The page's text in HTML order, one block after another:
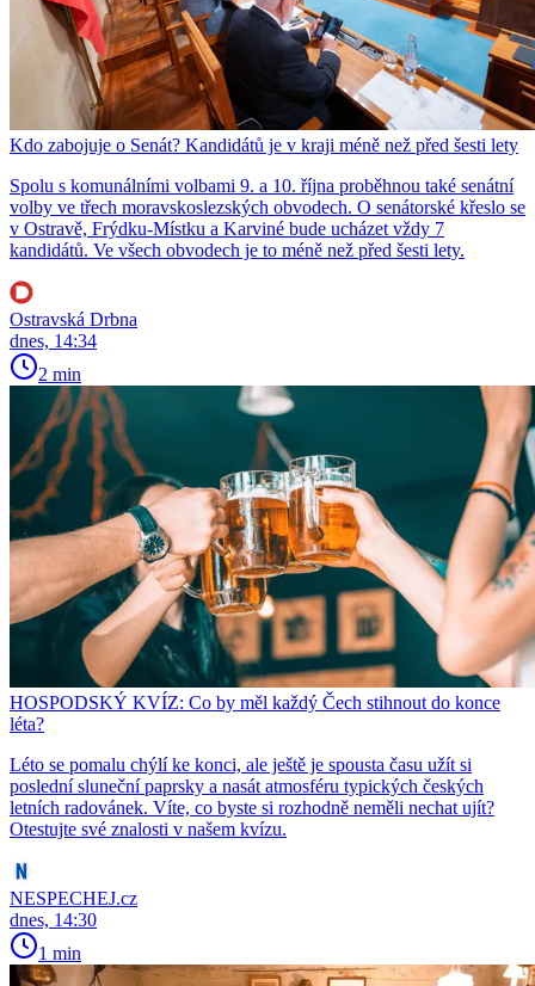
Kdo zabojuje o Senát? Kandidátů je v kraji méně než před šesti lety
Spolu s komunálními volbami 9. a 10. října proběhnou také senátní
volby ve třech moravskoslezských obvodech. O senátorské křeslo se
v Ostravě, Frýdku-Místku a Karviné bude ucházet vždy 7
kandidátů. Ve všech obvodech je to méně než před šesti lety.
Ostravská Drbna
dnes, 14:34
2 min
HOSPODSKÝ KVÍZ: Co by měl každý Čech stihnout do konce
léta?
Léto se pomalu chýlí ke konci, ale ještě je spousta času užít si
poslední sluneční paprsky a nasát atmosféru typických českých
letních radovánek. Víte, co byste si rozhodně neměli nechat ujít?
Otestujte své znalosti v našem kvízu.
NESPECHEJ.cz
dnes, 14:30
1 min